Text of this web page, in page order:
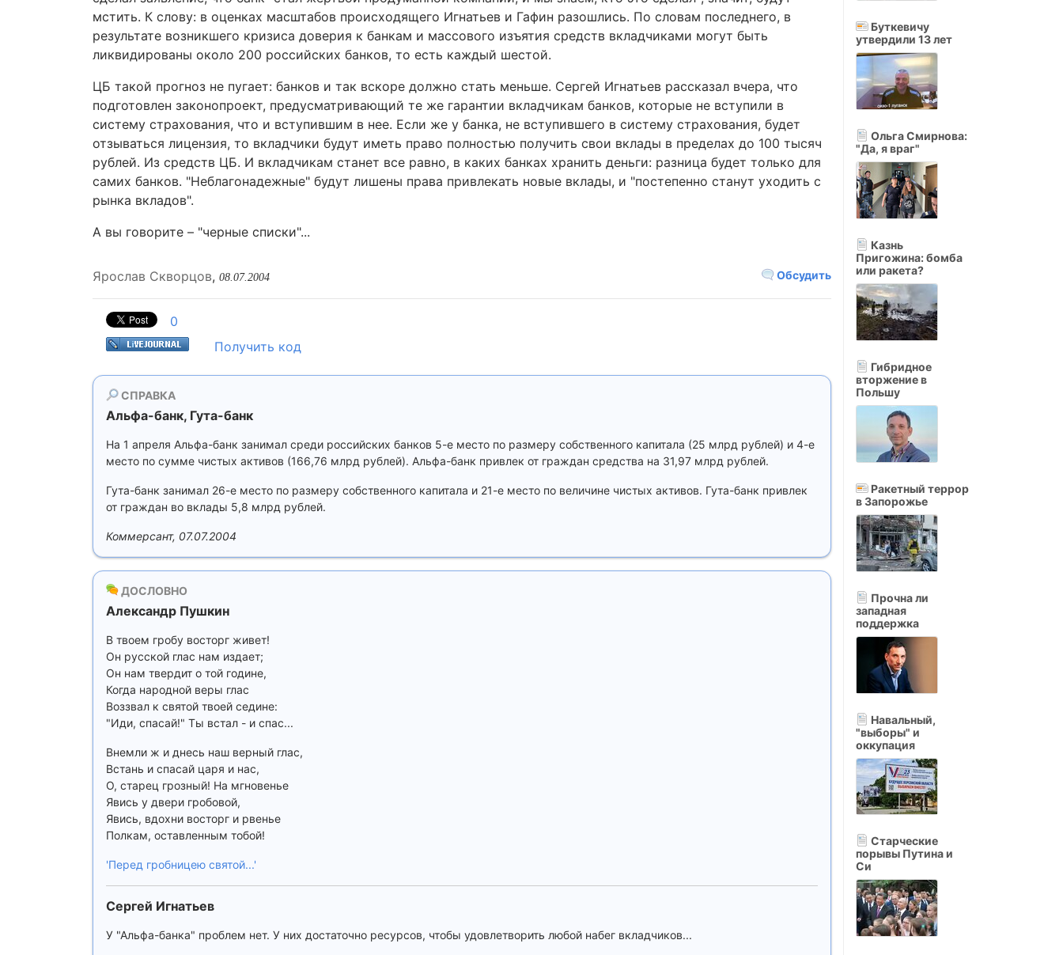
мстить. К слову: в оценках масштабов происходящего Игнатьев и Гафин разошлись. По словам последнего, в
результате возникшего кризиса доверия к банкам и массового изъятия средств вкладчиками могут быть
ликвидированы около 200 российских банков, то есть каждый шестой.
ЦБ такой прогноз не пугает: банков и так вскоре должно стать меньше. Сергей Игнатьев рассказал вчера, что
подготовлен законопроект, предусматривающий те же гарантии вкладчикам банков, которые не вступили в
систему страхования, что и вступившим в нее. Если же у банка, не вступившего в систему страхования, будет
отзываться лицензия, то вкладчики будут иметь право полностью получить свои вклады в пределах до 100 тысяч
рублей. Из средств ЦБ. И вкладчикам станет все равно, в каких банках хранить деньги: разница будет только для
самих банков. "Неблагонадежные" будут лишены права привлекать новые вклады, и "постепенно станут уходить с
рынка вкладов".
А вы говорите – "черные списки"...
Обсудить
Ярослав Скворцов, 08.07.2004
0
Получить код
СПРАВКА
Альфа-банк, Гута-банк
На 1 апреля Альфа-банк занимал среди российских банков 5-е место по размеру собственного капитала (25 млрд рублей) и 4-е
место по сумме чистых активов (166,76 млрд рублей). Альфа-банк привлек от граждан средства на 31,97 млрд рублей.
Гута-банк занимал 26-е место по размеру собственного капитала и 21-е место по величине чистых активов. Гута-банк привлек
от граждан во вклады 5,8 млрд рублей.
Коммерсант, 07.07.2004
ДОСЛОВНО
Александр Пушкин
В твоем гробу восторг живет!
Он русской глас нам издает;
Он нам твердит о той године,
Когда народной веры глас
Воззвал к святой твоей седине:
"Иди, спасай!" Ты встал - и спас...
Внемли ж и днесь наш верный глас,
Встань и спасай царя и нас,
О, старец грозный! На мгновенье
Явись у двери гробовой,
Явись, вдохни восторг и рвенье
Полкам, оставленным тобой!
'Перед гробницею святой...'
Сергей Игнатьев
У "Альфа-банка" проблем нет. У них достаточно ресурсов, чтобы удовлетворить любой набег вкладчиков...
Буткевичу
утвердили 13 лет
Ольга Смирнова:
"Да, я враг"
Казнь
Пригожина: бомба
или ракета?
Гибридное
вторжение в
Польшу
Ракетный террор
в Запорожье
Прочна ли
западная
поддержка
Навальный,
"выборы" и
оккупация
Старческие
порывы Путина и
Си